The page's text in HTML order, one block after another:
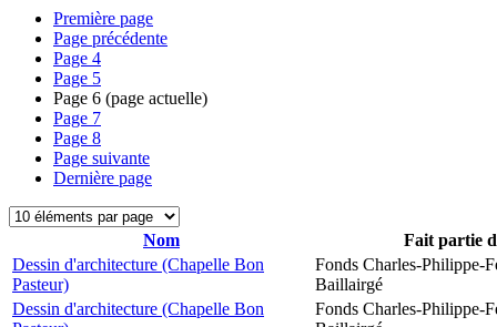
Première page
Page précédente
Page 4
Page 5
Page 6 (page actuelle)
Page 7
Page 8
Page suivante
Dernière page
Nom
Fait partie
Dessin d'architecture (Chapelle Bon
Pasteur)
Fonds Charles-Philippe-
Baillairgé
Dessin d'architecture (Chapelle Bon
Fonds Charles-Philippe-